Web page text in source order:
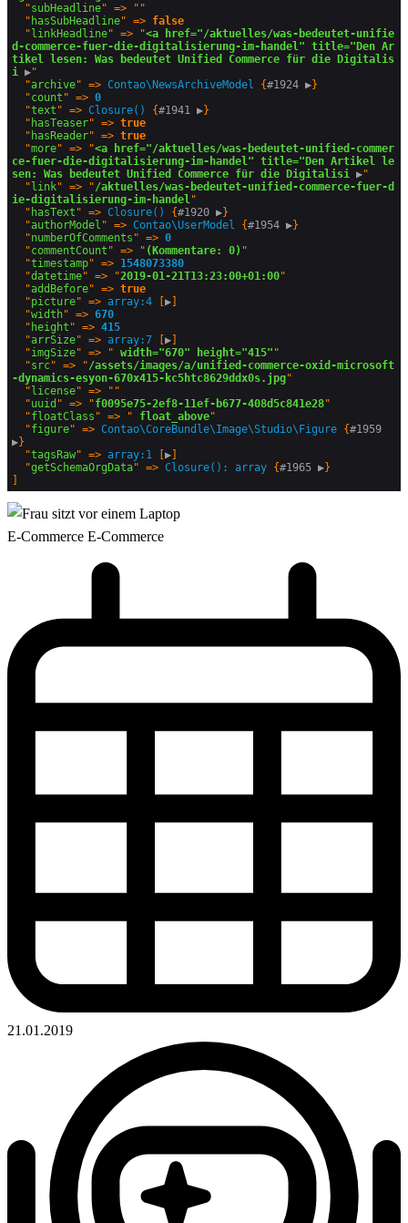
  "
subHeadline" => ""
  "
hasSubHeadline" => false
  "
linkHeadline" => "<a href="/aktuelles/was-bedeutet-unifie
d-commerce-fuer-die-digitalisierung-im-handel" title="Den Ar
tikel lesen: Was bedeutet Unified Commerce für die Digitalis
i ▶"
  "
archive" => Contao\ NewsArchiveModel {#1924 ▶}
  "
count " => 0
  "
text " => Closure() {#1941 ▶}
  "
hasTeaser" => true
  "
hasReader" => true
  "
more" => "<a href="/aktuelles/was-bedeutet-unified-commer
ce-fuer-die-digitalisierung-im-handel" title="Den Artikel le
sen: Was bedeutet Unified Commerce für die Digitalisi ▶"
  "
link" => "/aktuelles/was-bedeutet-unified-commerce-fuer-d
ie-digitalisierung-im-handel"
  "
hasText " => Closure() {#1920 ▶}
  "
authorModel " => Contao\UserModel {#1954 ▶}
  "
numberOfComments " => 0
  "
commentCount " => " (Kommentare: 0) "
  "
timestamp" => 1548073380
  "
datetime" => "2019-01-21T13:23:00+01:00"
  "
addBefore" => true
  "
picture" => array:4 ▶
  "
width" => 670
  "
height " => 415
  "
arrSize" => array:7 ▶
  "
imgSize" => " width="670" height="415" "
  "
src" => "/assets/images/a/unified-commerce-oxid-microsoft
-dynamics-esyon-670x415-kc5htc8629ddx0s.jpg"
  "
license" => ""
  "
uuid " => "f0095e75-2ef8-11ef-b677-408d5c841e28"
  "
floatClass " => " float_above"
  "
figure" => Contao\CoreBundle\Image\Studio\ Figure {
▶}
  "
tagsRaw" => array:1 ▶
  "
getSchemaOrgData" => Closure(): array {#1965 ▶
E-Commerce E-Commerce
21.01.2019